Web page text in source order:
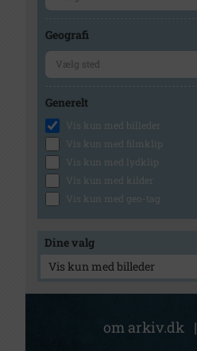
Geografi
Generelt
Vis kun med billeder
Vis kun med filmklip
Vis kun med lydklip
Vis kun med kilder
Vis kun med geo-tag
Dine valg
Vis kun med billeder
om arkiv.dk |